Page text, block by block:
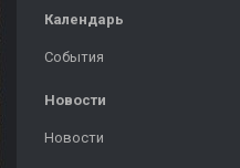
Календарь
События
Новости
Новости